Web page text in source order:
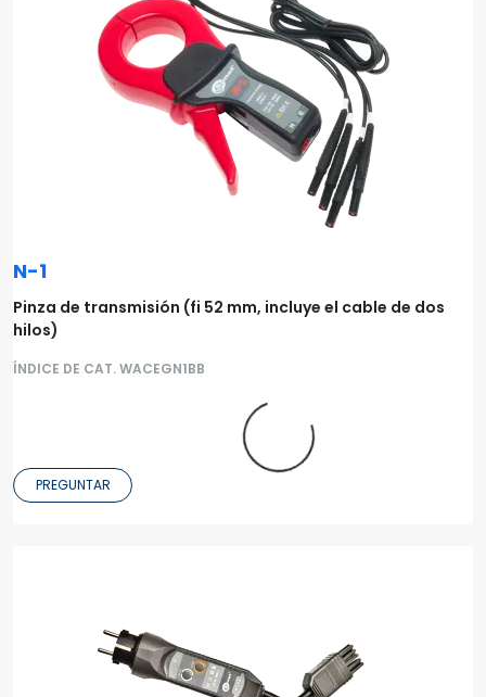
N-1
Pinza de transmisión (fi 52 mm, incluye el cable de dos
hilos)
ÍNDICE DE CAT. WACEGN1BB
PREGUNTAR